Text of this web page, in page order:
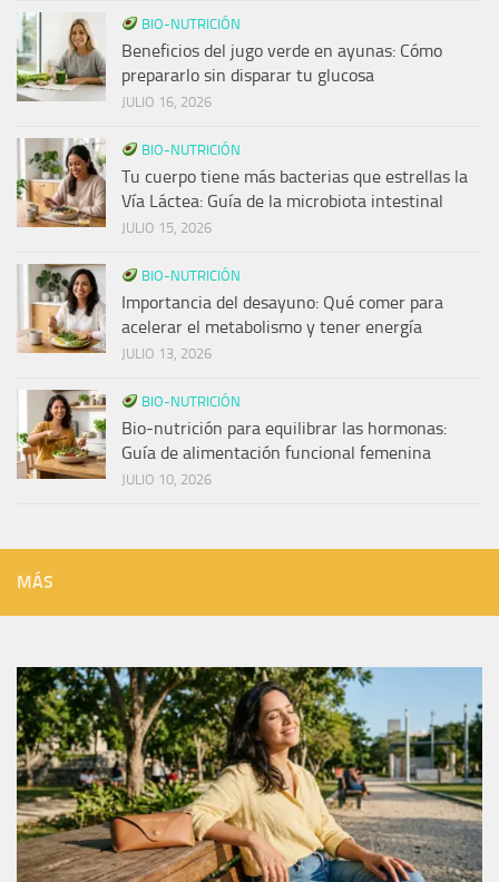
BIO-NUTRICIÓN
Beneficios del jugo verde en ayunas: Cómo
prepararlo sin disparar tu glucosa
JULIO 16, 2026
BIO-NUTRICIÓN
Tu cuerpo tiene más bacterias que estrellas la
Vía Láctea: Guía de la microbiota intestinal
JULIO 15, 2026
BIO-NUTRICIÓN
Importancia del desayuno: Qué comer para
acelerar el metabolismo y tener energía
JULIO 13, 2026
BIO-NUTRICIÓN
Bio-nutrición para equilibrar las hormonas:
Guía de alimentación funcional femenina
JULIO 10, 2026
MÁS